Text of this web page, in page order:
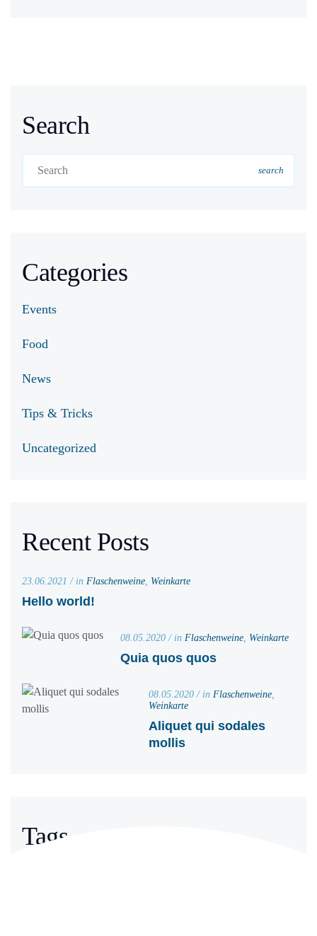
Search
search
Categories
Events
Food
News
Tips & Tricks
Uncategorized
Recent Posts
23.06.2021 / in Flaschenweine, Weinkarte
Hello world!
08.05.2020 / in Flaschenweine, Weinkarte
Quia quos quos
08.05.2020 / inFlaschenweine,
Weinkarte
Aliquet qui sodales
mollis
Tags